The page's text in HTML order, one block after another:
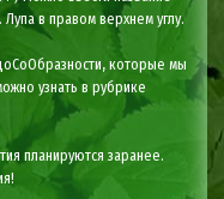
в правом верхнем углу.
которые мы
узнать в рубрике
планируются заранее.